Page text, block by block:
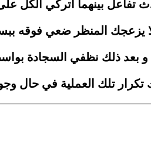
يزعجك المنظر ضعي فوقه
و بعد ذلك نظفي السجادة
تكرار تلك العملية في حال